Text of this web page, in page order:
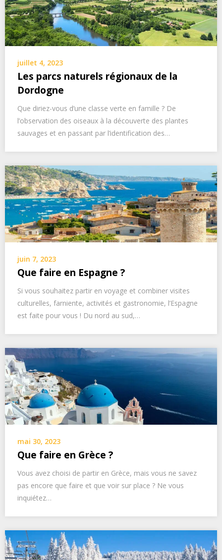
juillet 4, 2023
Les parcs naturels régionaux de la
Dordogne
Que diriez-vous d’une classe verte en famille ? De
l’observation des oiseaux à la découverte des plantes
sauvages et en passant par l’identification des…
juin 7, 2023
Que faire en Espagne ?
Si vous souhaitez partir en voyage et combiner visites
culturelles, farniente, activités et gastronomie, l’Espagne
est faite pour vous ! Du nord au sud,…
mai 30, 2023
Que faire en Grèce ?
Vous avez choisi de partir en Grèce, mais vous ne savez
pas encore que faire et que voir sur place ? Ne vous
inquiétez…